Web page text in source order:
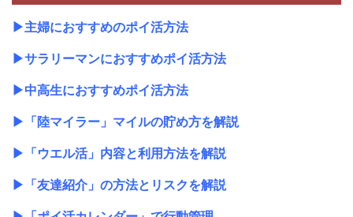
▶主婦におすすめのポイ活方法
▶サラリーマンにおすすめポイ活方法
▶中高生におすすめポイ活方法
▶ 「陸マイラー」マイルの貯め方を解説
▶ 「ウエル活」内容と利用方法を解説
▶ 「友達紹介」の方法とリスクを解説